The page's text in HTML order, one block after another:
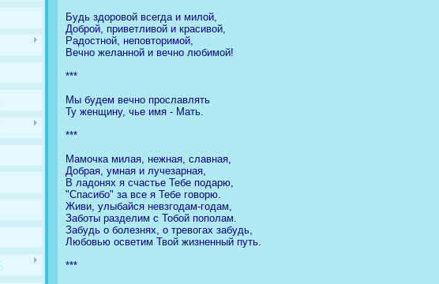
Будь здоровой всегда и милой,
Доброй, приветливой и красивой,
Радостной, неповторимой,
Вечно желанной и вечно любимой!
***
Мы будем вечно прославлять
Ту женщину, чье имя - Мать.
***
Мамочка милая, нежная, славная,
Добрая, умная и лучезарная,
В ладонях я счастье Тебе подарю,
"Спасибо" за все я Тебе говорю.
Живи, улыбайся невзгодам-годам,
Заботы разделим с Тобой пополам.
Забудь о болезнях, о тревогах забудь,
Любовью осветим Твой жизненный путь.
***